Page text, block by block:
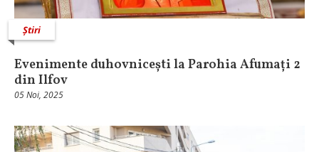
Știri
Evenimente duhovnicești la Parohia Afumați 2
din Ilfov
05 Noi, 2025